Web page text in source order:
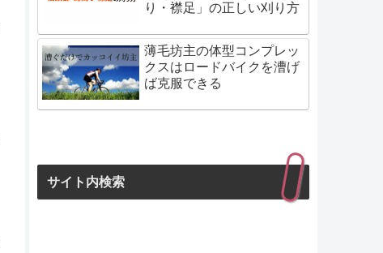
り・襟足」の正しい刈り方
薄毛坊主の体型コンプレッ
クスはロードバイクを漕げ
ば克服できる
サイト内検索